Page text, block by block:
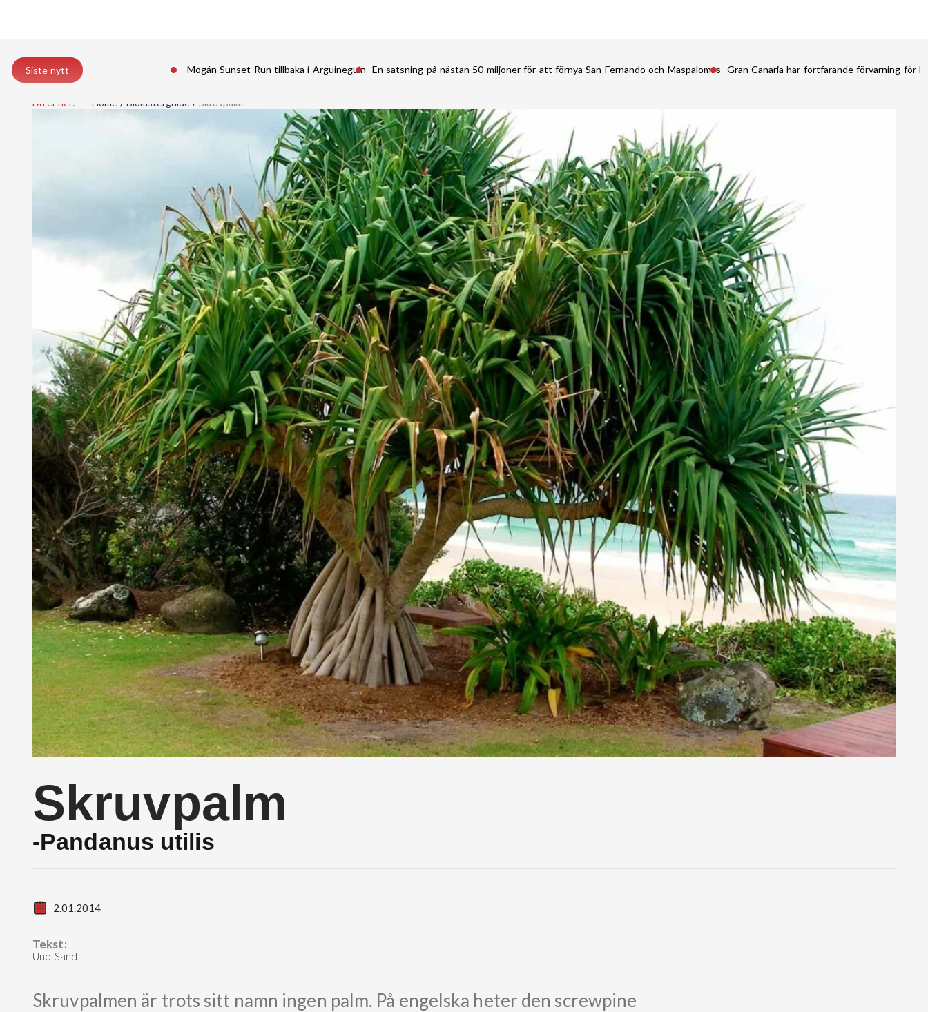
Siste nytt Mogán Sunset Run tillbaka i Arguineguín En satsning på nästan 50 miljoner för att förnya San Fernando och Maspalomas Gran Canaria har fortfarande förvarning för
Du er her: Home Blomsterguide Skruvpalm
Skruvpalm
-Pandanus utilis
2.01.2014
Tekst:
Uno Sand
Skruvpalmen är trots sitt namn ingen palm. På engelska heter den screwpine